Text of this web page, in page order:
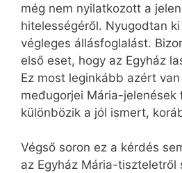
még nem nyilatkozott a
hitelességéről. Nyugodtan
végleges állásfoglalást.
első eset, hogy az Egyház
Ez most leginkább azért
međugorjei Mária-jelenések
különbözik a jól ismert,
Végső soron ez a kérdés
az Egyház Mária-tiszteletről